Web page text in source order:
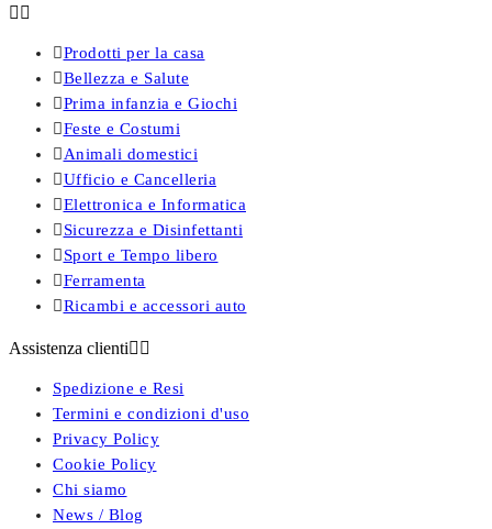
 
Prodotti per la casa
Bellezza e Salute
Prima infanzia e Giochi
Feste e Costumi
 Animali domestici
Ufficio e Cancelleria
Elettronica e Informatica
 Sicurezza e Disinfettanti
 Sport e Tempo libero
Ferramenta
Ricambi e accessori auto
Assistenza clienti 
Spedizione e Resi
Termini e condizioni d'uso
Privacy Policy
Cookie Policy
Chi siamo
News / Blog